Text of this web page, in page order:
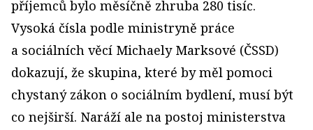
příjemců bylo měsíčně zhruba 280 tisíc.
Vysoká čísla podle ministryně práce
a sociálních věcí Michaely Marksové (ČSSD)
dokazují, že skupina, které by měl pomoci
chystaný zákon o sociálním bydlení, musí být
co nejširší. Naráží ale na postoj ministerstva